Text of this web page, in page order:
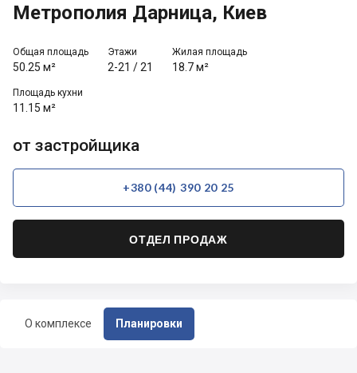
О комплексе Планировки
Метрополия Дарница, Киев
Общая площадь
50.25 м²
Этажи
2-21 /21
Жилая площадь
18.7 м²
Площадь кухни
11.15 м²
от застройщика
+380 (44) 390 20 25
ОТДЕЛ ПРОДАЖ